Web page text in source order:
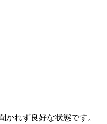
かれず良好な状態です。